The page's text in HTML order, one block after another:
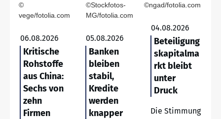
©
vege/fotolia.com
06.08.2026
Kritische
Rohstoffe
aus China:
Sechs von
zehn
Firmen
©Stockfotos-
MG/fotolia.com
05.08.2026
Banken
bleiben
stabil,
Kredite
werden
knapper
©ngad/fotolia.com
04.08.2026
Beteiligung
skapitalma
rkt bleibt
unter
Druck
Die Stimmung